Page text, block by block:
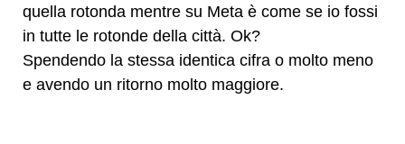
quella rotonda mentre su Meta è come se io fossi
in tutte le rotonde della città. Ok?
Spendendo la stessa identica cifra o molto meno
e avendo un ritorno molto maggiore.